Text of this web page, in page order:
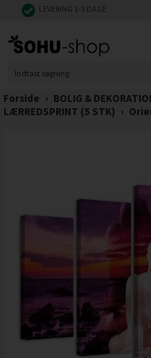
LEVERING 1-3 DAGE
Forside › BOLIG &
LÆRREDSPRINT (5 STK) ›